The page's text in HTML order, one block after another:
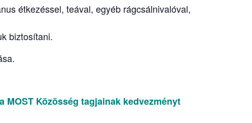
étkezéssel, teával, egyéb rágcsálnivalóval,
biztosítani.
Közösség tagjainak kedvezményt